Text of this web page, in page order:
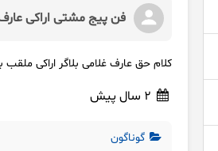
فن پیج مشتی اراکی
کلام حق عارف غلامی بلاگر اراکی ملقب
گوناگون